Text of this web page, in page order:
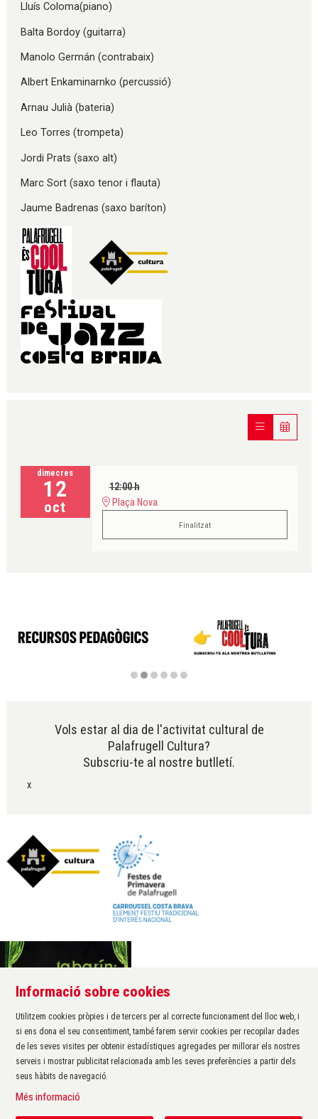
Lluís Coloma(piano)
Balta Bordoy (guitarra)
Manolo Germán (contrabaix)
Albert Enkaminarnko (percussió)
Arnau Julià (bateria)
Leo Torres (trompeta)
Jordi Prats (saxo alt)
Marc Sort (saxo tenor i flauta)
Jaume Badrenas (saxo baríton)
dimecres
12
oct
12:00 h
Plaça Nova
Finalitzat
Vols estar al dia de l'activitat cultural de
Palafrugell Cultura?
Subscriu-te al nostre butlletí.
x
Àrea de cultura de l'Ajuntament de Palafrugell
Carrer Santa Margarida, 1
17200 Palafrugell
972 611 172 ·
cultura@palafrugell.cat
Sitemap | Avís Legal
Informació sobre cookies
Utilitzem cookies pròpies i de tercers per al correcte funcionament del lloc web, i
si ens dona el seu consentiment, també farem servir cookies per recopilar dades
de les seves visites per obtenir estadístiques agregades per millorar els nostres
serveis i mostrar publicitat relacionada amb les seves preferències a partir dels
seus hàbits de navegació.
Més informació